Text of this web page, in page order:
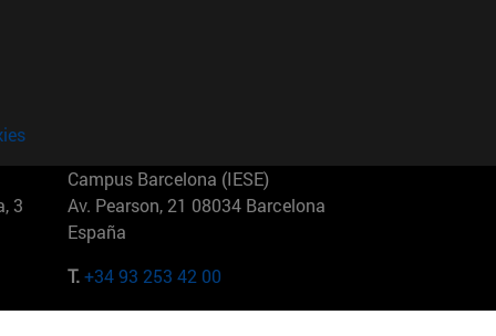
3
Campus Barcelona (IESE)
Av. Pearson, 21 08034 Barcelona
España
T.+34 93 253 42 00